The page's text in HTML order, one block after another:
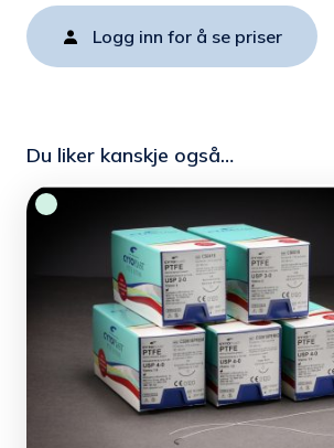
Logg inn for å se priser
Du liker kanskje også…